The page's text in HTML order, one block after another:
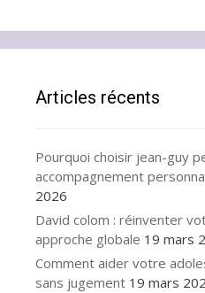
Articles récents
Pourquoi choisir jean-guy
accompagnement
2026
David colom : réinventer
approche globale 19 mars
Comment aider votre
sans jugement 19 mars